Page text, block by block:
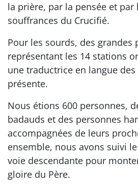
la prière, par la pensée et par
souffrances du Crucifié.
Pour les sourds, des grandes
représentant les 14 stations
une traductrice en langue
présente.
Nous étions 600 personnes,
badauds et des personnes
accompagnées de leurs
ensemble, nous avons suivi
voie descendante pour
gloire du Père.